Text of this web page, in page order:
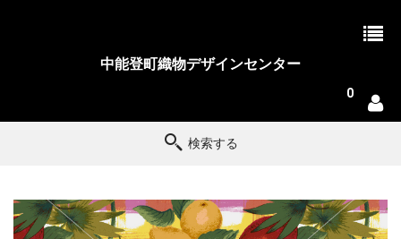
中能登町織物デザインセンター
0
検索する